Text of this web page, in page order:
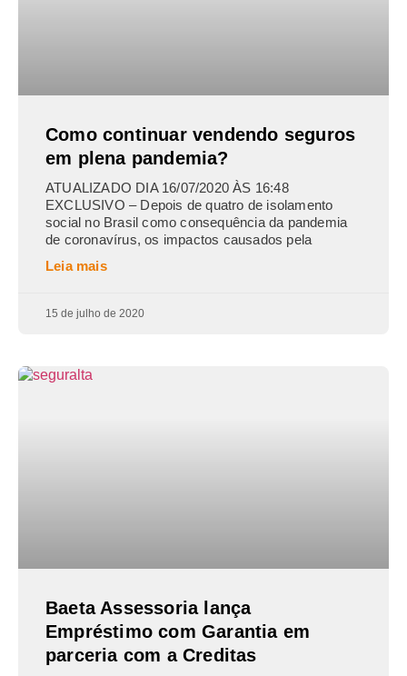
Como continuar vendendo seguros
em plena pandemia?
ATUALIZADO DIA 16/07/2020 ÀS 16:48
EXCLUSIVO – Depois de quatro de isolamento
social no Brasil como consequência da pandemia
de coronavírus, os impactos causados pela
Leia mais
15 de julho de 2020
Baeta Assessoria lança
Empréstimo com Garantia em
parceria com a Creditas